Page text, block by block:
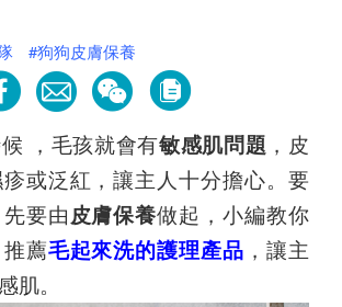
#狗狗皮膚保養
，毛孩就會有敏感肌問題 ，皮
或泛紅，讓主人十分擔心。要
要由皮膚保養做起，小編教你
薦毛起來洗的護理產品 ，讓主
肌。